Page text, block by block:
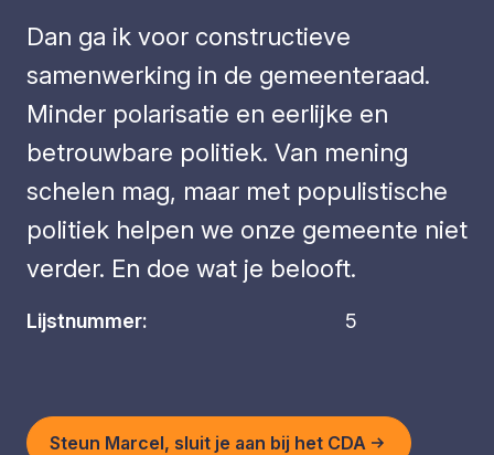
Dan ga ik voor constructieve
samenwerking in de gemeenteraad.
Minder polarisatie en eerlijke en
betrouwbare politiek. Van mening
schelen mag, maar met populistische
politiek helpen we onze gemeente niet
verder. En doe wat je belooft.
Lijstnummer: 5
Steun Marcel, sluit je aan bij het CDA